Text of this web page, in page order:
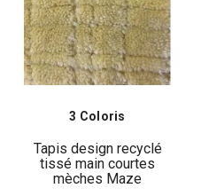
3 Coloris
Tapis design recyclé
tissé main courtes
mèches Maze